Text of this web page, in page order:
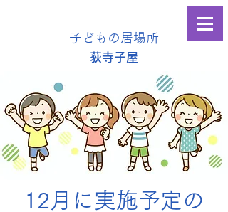
子どもの居場所
​荻寺子屋
12月に実施予定の